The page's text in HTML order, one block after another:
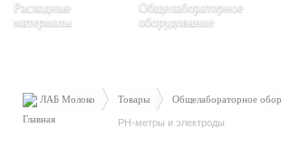
Расходные
материалы
Общелабораторное
оборудование
ЛАБ Молоко Товары Общелабораторное
PH-метры и электроды